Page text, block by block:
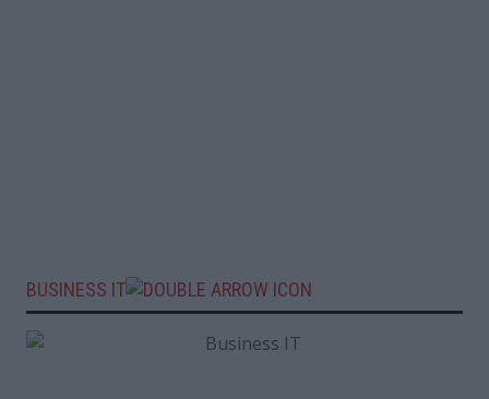
BUSINESS IT